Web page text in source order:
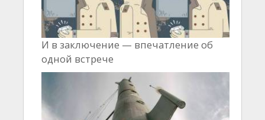
И в заключение — впечатление об
одной встрече